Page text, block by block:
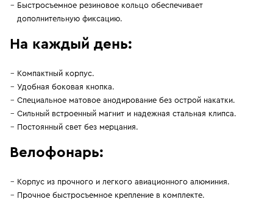
Быстросъемное резиновое кольцо обеспечивает
дополнительную фиксацию.
На каждый день:
Компактный корпус.
Удобная боковая кнопка.
Специальное матовое анодирование без острой накатки.
Сильный встроенный магнит и надежная стальная клипса.
Постоянный свет без мерцания.
Велофонарь:
Корпус из прочного и легкого авиационного алюминия.
Прочное быстросъемное крепление в комплекте.